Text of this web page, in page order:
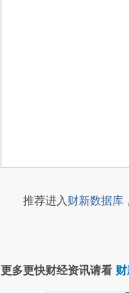
推荐进入财新数据库
更多更快财经资讯请看